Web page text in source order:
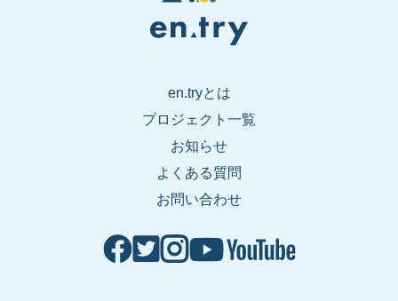
en.tryとは
プロジェクト一覧
お知らせ
よくある質問
お問い合わせ